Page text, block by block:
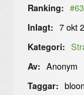
Ranking: #63
Inlagt: 7 okt
Kategori:
Av: Anonym
Taggar: